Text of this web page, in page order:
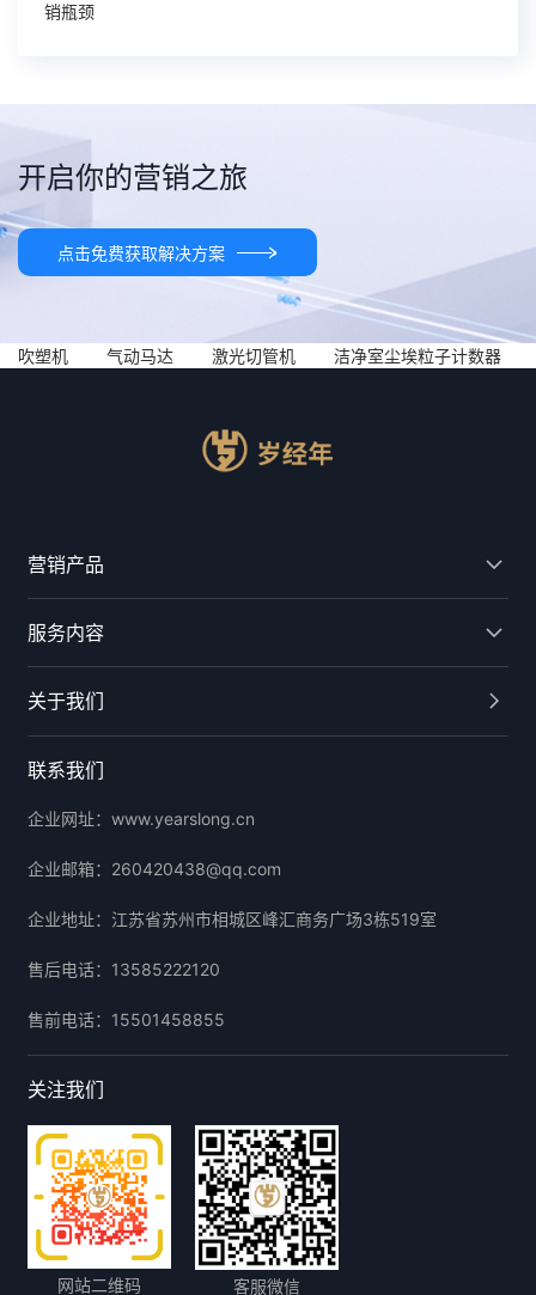
销瓶颈
开启你的营销之旅
点击免费获取解决方案
吹塑机 气动马达 激光切管机 洁净室尘埃粒子计数器
营销产品
服务内容
关于我们
联系我们
企业网址： www.yearslong.cn
企业邮箱： 260420438@qq.com
企业地址： 江苏省苏州市相城区峰汇商务广场3栋519室
售后电话： 13585222120
售前电话： 15501458855
关注我们
网站二维码 客服微信